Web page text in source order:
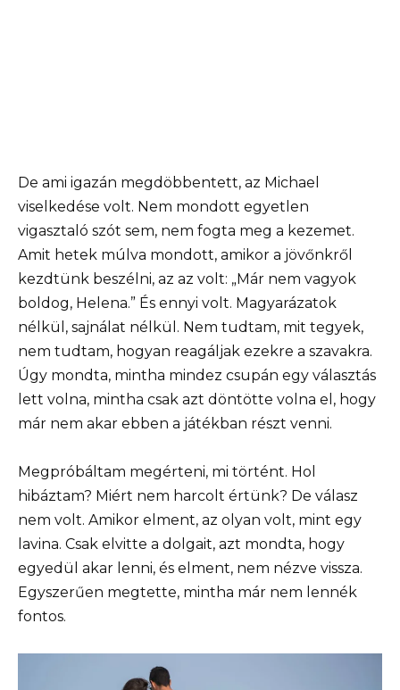
De ami igazán megdöbbentett, az Michael
viselkedése volt. Nem mondott egyetlen
vigasztaló szót sem, nem fogta meg a kezemet.
Amit hetek múlva mondott, amikor a jövőnkről
kezdtünk beszélni, az az volt: „Már nem vagyok
boldog, Helena.” És ennyi volt. Magyarázatok
nélkül, sajnálat nélkül. Nem tudtam, mit tegyek,
nem tudtam, hogyan reagáljak ezekre a szavakra.
Úgy mondta, mintha mindez csupán egy választás
lett volna, mintha csak azt döntötte volna el, hogy
már nem akar ebben a játékban részt venni.
Megpróbáltam megérteni, mi történt. Hol
hibáztam? Miért nem harcolt értünk? De válasz
nem volt. Amikor elment, az olyan volt, mint egy
lavina. Csak elvitte a dolgait, azt mondta, hogy
egyedül akar lenni, és elment, nem nézve vissza.
Egyszerűen megtette, mintha már nem lennék
fontos.